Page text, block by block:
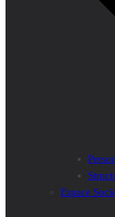
Espace